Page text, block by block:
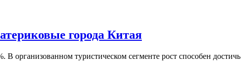
города Китая
организованном туристическом сегменте рост способен достичь